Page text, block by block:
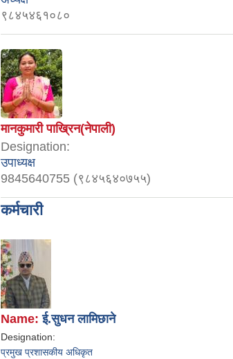
९८४५४६१०८०
मानकुमारी पाख्रिन(नेपाली)
Designation:
उपाध्यक्ष
9845640755 (९८४५६४०७५५)
कर्मचारी
Name:ई.सुधन लामिछाने
Designation:
प्रमुख प्रशासकीय अधिकृत